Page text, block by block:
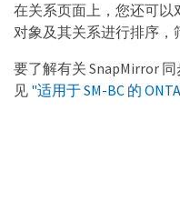
在关系页面上，您还可以
对象及其关系进行排序，
要了解有关 SnapMirror
见 "适用于 SM-BC 的